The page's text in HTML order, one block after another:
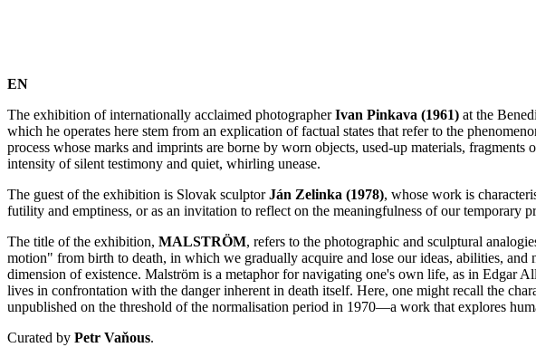
EN
The exhibition of internationally acclaimed photographerIvan Pinkava (1961) at the
which he operates here stem from an explication of factual states that refer to the
process whose marks and imprints are borne by worn objects, used-up materials,
intensity of silent testimony and quiet, whirling unease.
The guest of the exhibition is Slovak sculptorJán Zelinka (1978), whose work is
futility and emptiness, or as an invitation to reflect on the meaningfulness of our temporary
The title of the exhibition, MALSTRÖM, refers to the photographic and sculptural
motion" from birth to death, in which we gradually acquire and lose our ideas, abilities,
dimension of existence. Malström is a metaphor for navigating one's own life, as in Edgar
lives in confrontation with the danger inherent in death itself. Here, one might recall the
unpublished on the threshold of the normalisation period in 1970—a work that explores
Curated by Petr Vaňous.